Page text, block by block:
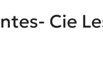
Cie